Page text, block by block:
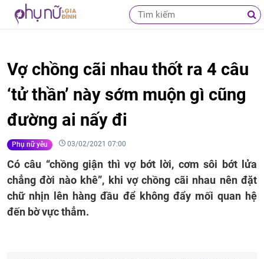
Vợ chồng cãi nhau thốt ra 4 câu
‘tử thần’ này sớm muộn gì cũng
đường ai nấy đi
Phụ nữ yêu 03/02/2021 07:00
Có câu “chồng giận thì vợ bớt lời, cơm sôi bớt lửa
chẳng đời nào khê”, khi vợ chồng cãi nhau nên đặt
chữ nhịn lên hàng đầu để không đẩy mối quan hệ
đến bờ vực thẳm.